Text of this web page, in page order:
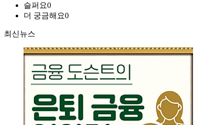
슬퍼요0
더 궁금해요0
최신뉴스